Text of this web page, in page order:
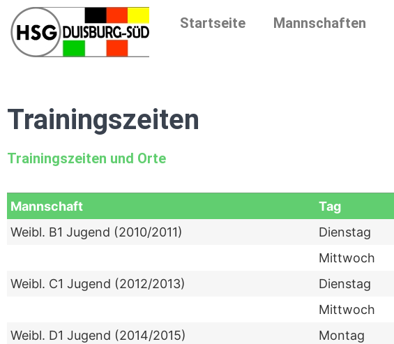
Startseite Mannschaften
Trainingszeiten
Trainingszeiten und Orte
Mannschaft Tag
Weibl. B1 Jugend (2010/2011)
Dienstag
Mittwoch
Weibl. C1 Jugend (2012/2013)
Dienstag
Mittwoch
Weibl. D1 Jugend (2014/2015)
Montag